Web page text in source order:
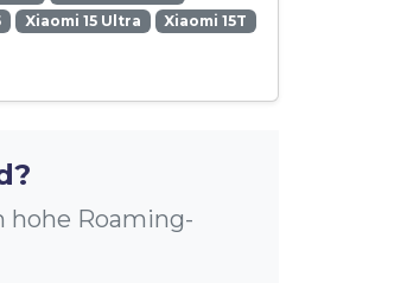
Xiaomi 15 Ultra
Xiaomi 15T
hohe Roaming-